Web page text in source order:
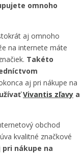
omnoho
aj omnoho
na internete máte
Takéto
aj pri nákupe na
Vivantis zľavy a
obchod
kvalitné značkové
pri nákupe na